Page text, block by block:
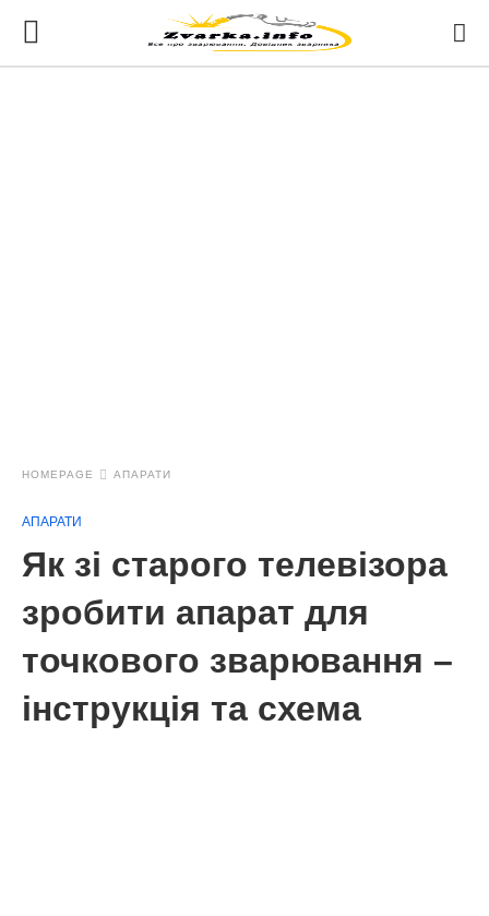
HOMEPAGE АПАРАТИ
АПАРАТИ
Як зі старого телевізора
зробити апарат для
точкового зварювання –
інструкція та схема